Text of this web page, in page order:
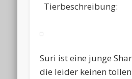
Tierbeschreibung:
Suri ist eine junge
die leider keinen